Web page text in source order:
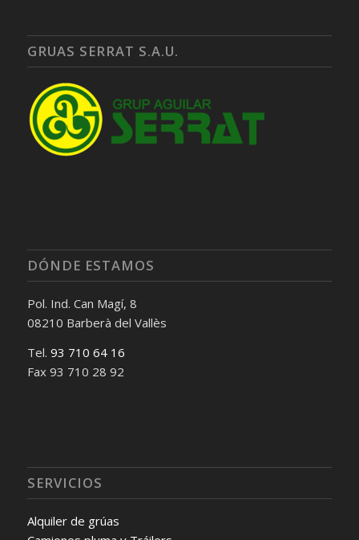
GRUAS SERRAT S.A.U.
DÓNDE ESTAMOS
Pol. Ind. Can Magí, 8
08210 Barberà del Vallès
Tel. 93 710 64 16
Fax 93 710 28 92
SERVICIOS
Alquiler de grúas